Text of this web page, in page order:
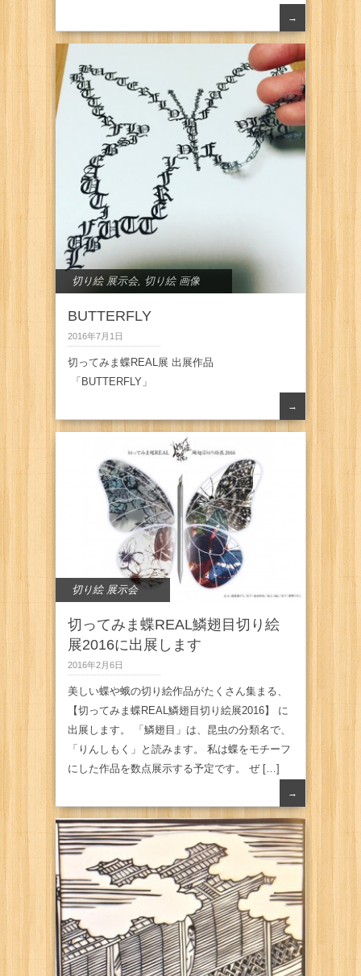
→
切り絵 展示会, 切り絵 画像
BUTTERFLY
2016年7月1日
切ってみま蝶REAL展 出展作品
「BUTTERFLY」
→
切り絵 展示会
切ってみま蝶REAL鱗翅目切り絵
展2016に出展します
2016年2月6日
美しい蝶や蛾の切り絵作品がたくさん集まる、
【切ってみま蝶REAL鱗翅目切り絵展2016】 に
出展します。 「鱗翅目」は、昆虫の分類名で、
「りんしもく」と読みます。 私は蝶をモチーフ
にした作品を数点展示する予定です。 ぜ […]
→